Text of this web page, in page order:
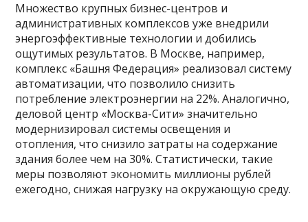
Множество крупных бизнес-центров и
административных комплексов уже внедрили
энергоэффективные технологии и добились
ощутимых результатов. В Москве, например,
комплекс «Башня Федерация» реализовал систему
автоматизации, что позволило снизить
потребление электроэнергии на 22%. Аналогично,
деловой центр «Москва-Сити» значительно
модернизировал системы освещения и
отопления, что снизило затраты на содержание
здания более чем на 30%. Статистически, такие
меры позволяют экономить миллионы рублей
ежегодно, снижая нагрузку на окружающую среду.